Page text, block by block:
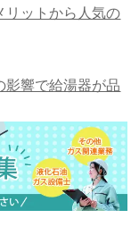
リットから人気の
影響で給湯器が品